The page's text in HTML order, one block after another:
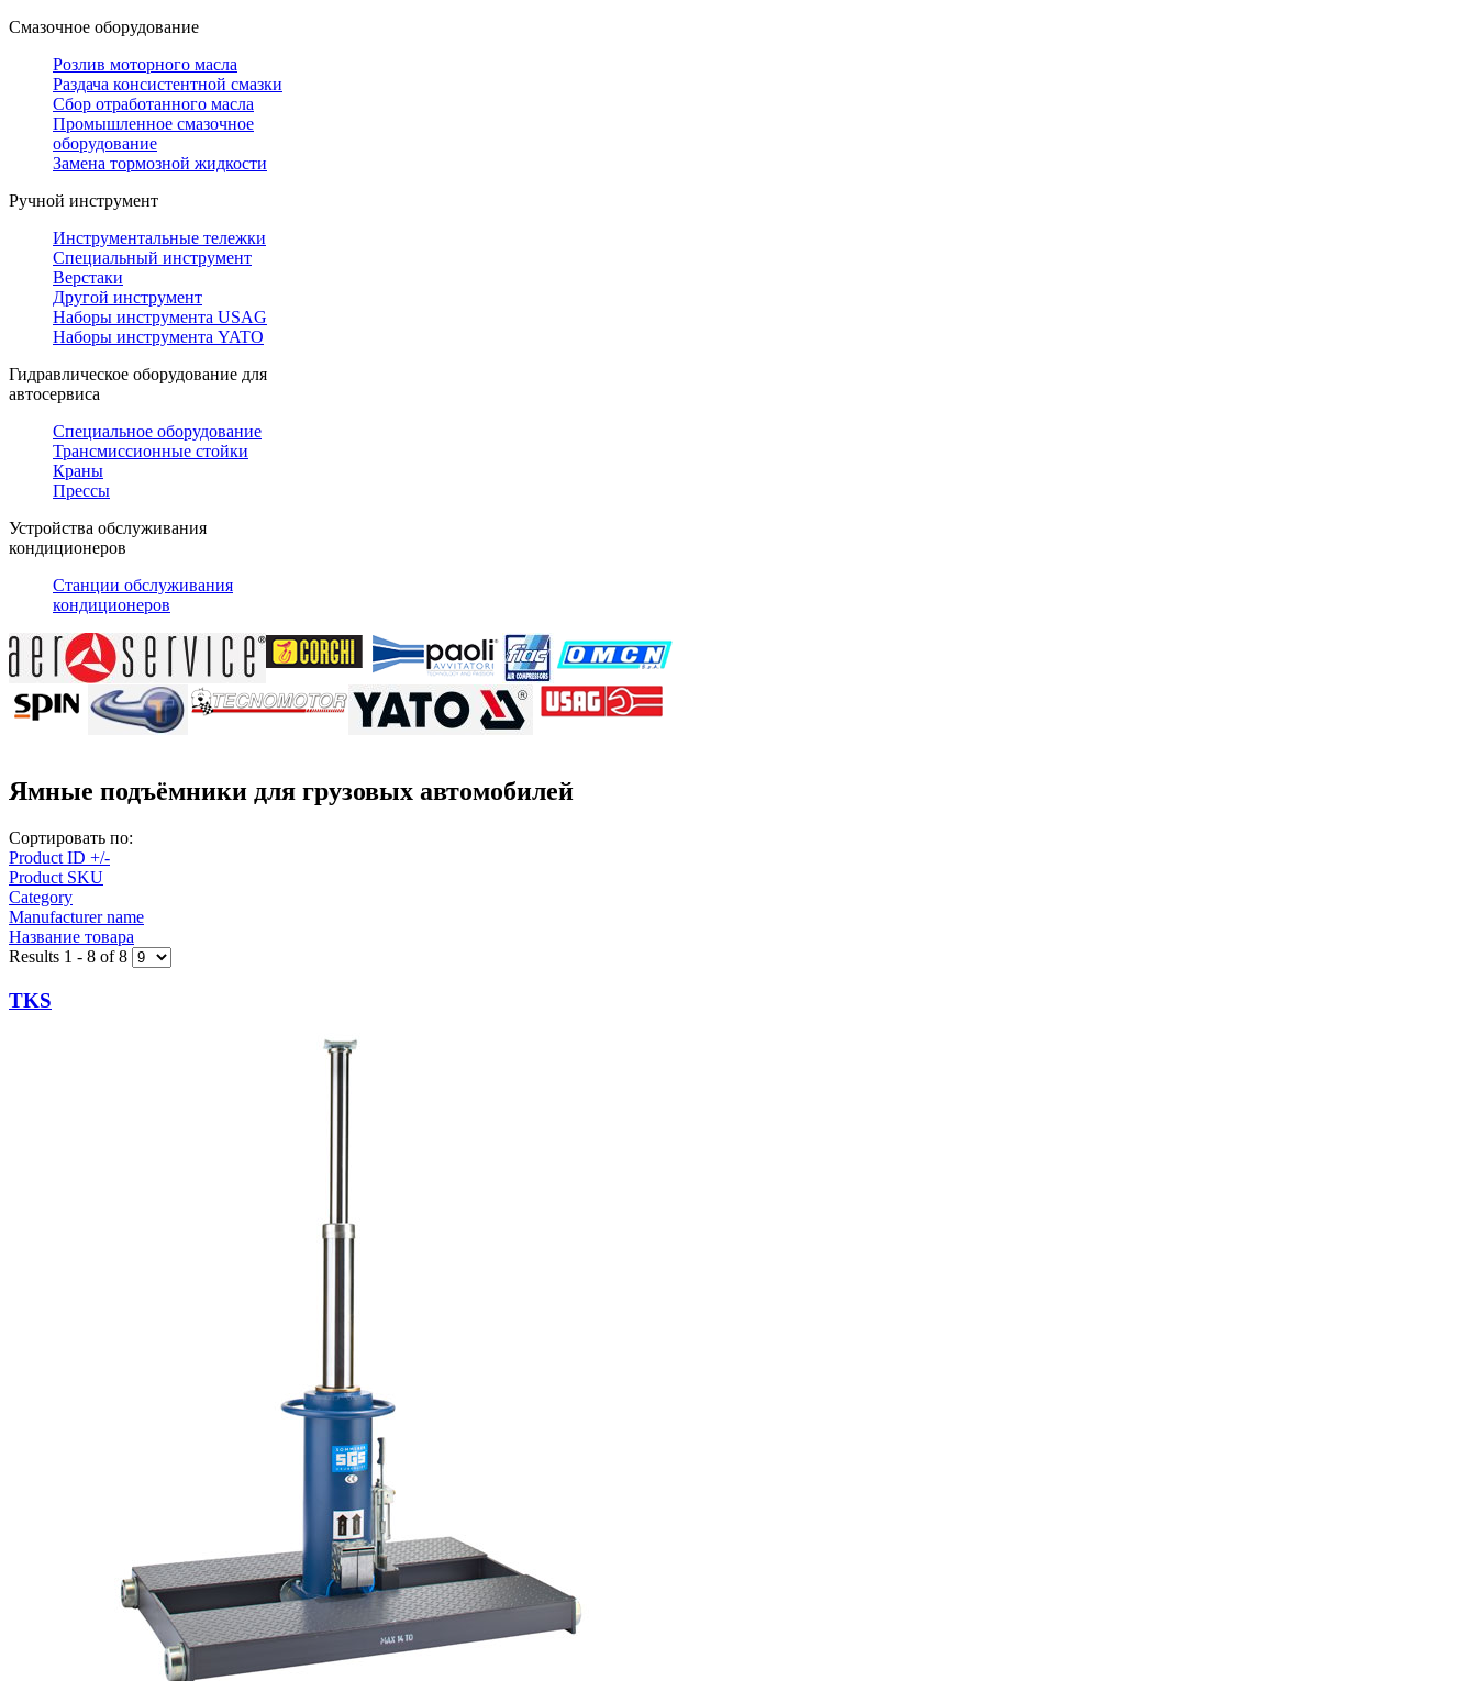
Смазочное оборудование
Розлив моторного масла
Раздача консистентной смазки
Сбор отработанного масла
Промышленное смазочное
оборудование
Замена тормозной жидкости
Ручной инструмент
Инструментальные тележки
Специальный инструмент
Верстаки
Другой инструмент
Наборы инструмента USAG
Наборы инструмента YATO
Гидравлическое оборудование для
автосервиса
Специальное оборудование
Трансмиссионные стойки
Краны
Прессы
Устройства обслуживания
кондиционеров
Станции обслуживания
кондиционеров
Ямные подъёмники для грузовых автомобилей
Сортировать по:
Product ID +/-
Product SKU
Category
Manufacturer name
Название товара
Results 1 - 8 of 8
TKS